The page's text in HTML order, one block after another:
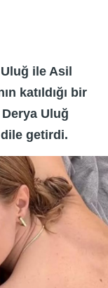
ile Asil
katıldığı bir
Uluğ
dile getirdi.